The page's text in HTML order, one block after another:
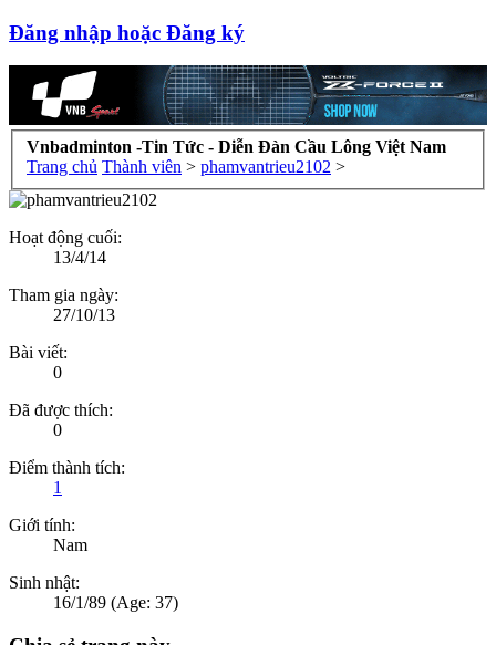
Đăng nhập hoặc Đăng ký
Vnbadminton -Tin Tức - Diễn Đàn Cầu Lông Việt Nam
Trang chủ Thành viên > phamvantrieu2102 >
Hoạt động cuối:
13/4/14
Tham gia ngày:
27/10/13
Bài viết:
0
Đã được thích:
0
Điểm thành tích:
1
Giới tính:
Nam
Sinh nhật:
16/1/89 (Age: 37)